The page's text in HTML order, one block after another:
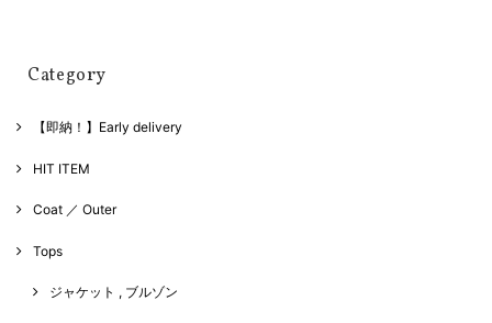
Category
【即納！】Early delivery
HIT ITEM
Coat ／ Outer
Tops
ジャケット , ブルゾン